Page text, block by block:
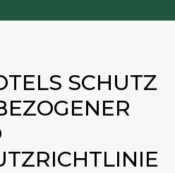
SCHUTZ